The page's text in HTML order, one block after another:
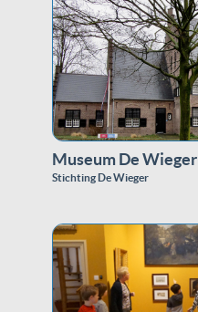
Museum De Wieger
Stichting De Wieger